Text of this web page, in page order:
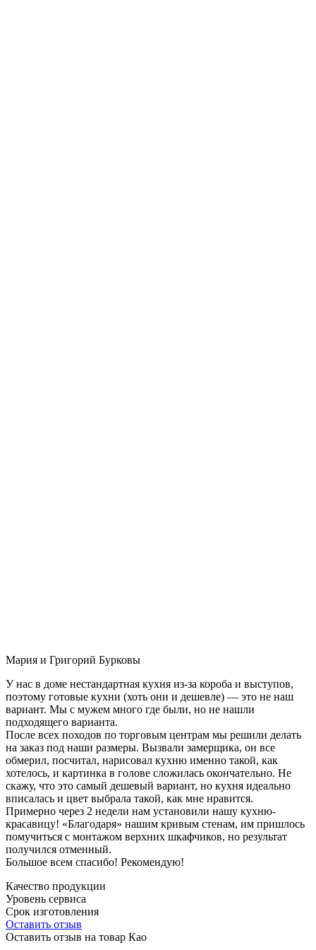
Мария и Григорий Бурковы
У нас в доме нестандартная кухня из-за короба и выступов,
поэтому готовые кухни (хоть они и дешевле) — это не наш
вариант. Мы с мужем много где были, но не нашли
подходящего варианта.
После всех походов по торговым центрам мы решили делать
на заказ под наши размеры. Вызвали замерщика, он все
обмерил, посчитал, нарисовал кухню именно такой, как
хотелось, и картинка в голове сложилась окончательно. Не
скажу, что это самый дешевый вариант, но кухня идеально
вписалась и цвет выбрала такой, как мне нравится.
Примерно через 2 недели нам установили нашу кухню-
красавицу! «Благодаря» нашим кривым стенам, им пришлось
помучиться с монтажом верхних шкафчиков, но результат
получился отменный.
Большое всем спасибо! Рекомендую!
Качество продукции
Уровень сервиса
Срок изготовления
Оставить отзыв
Оставить отзыв на товар Као